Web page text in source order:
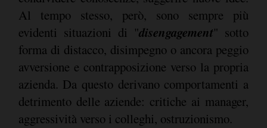
Al tempo stesso, però, sono sempre più
evidenti situazioni di "disengagement" sotto
forma di distacco, disimpegno o ancora peggio
avversione e contrapposizione verso la propria
azienda. Da questo derivano comportamenti a
detrimento delle aziende: critiche ai manager,
aggressività verso i colleghi, ostruzionismo.